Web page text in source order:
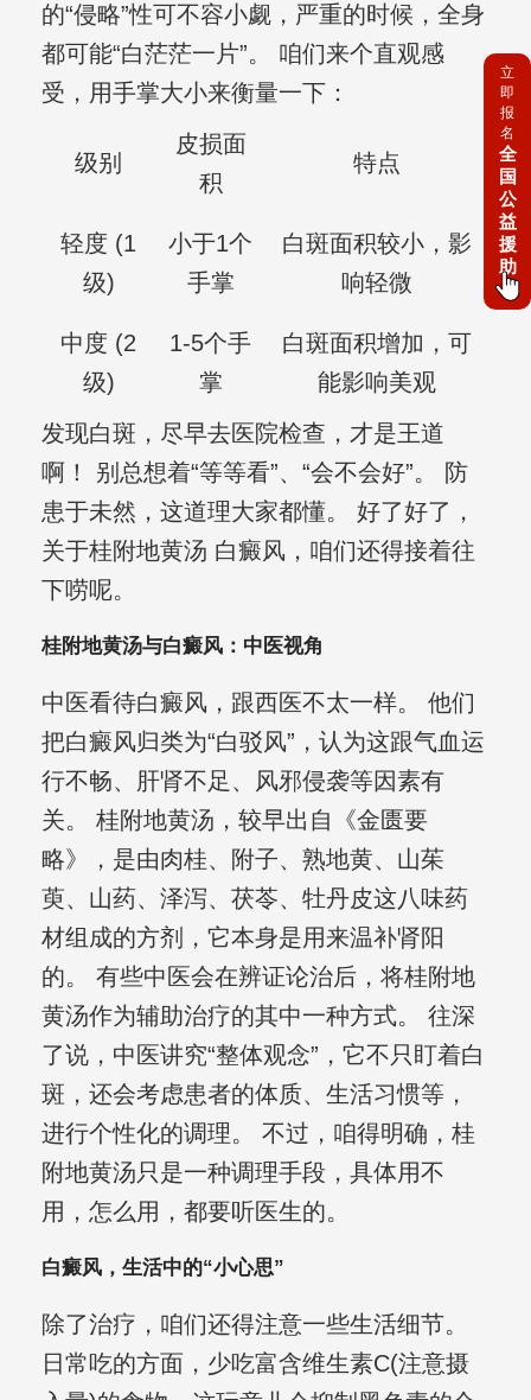
的“侵略”性可不容小觑，严重的时候，全身
都可能“白茫茫一片”。 咱们来个直观感
受，用手掌大小来衡量一下：
级别
皮损面
积
特点
轻度 (1
级)
小于1个
手掌
白斑面积较小，影
响轻微
中度 (2
级)
1-5个手
掌
白斑面积增加，可
能影响美观
发现白斑，尽早去医院检查，才是王道
啊！ 别总想着“等等看”、“会不会好”。 防
患于未然，这道理大家都懂。 好了好了，
关于桂附地黄汤 白癜风，咱们还得接着往
下唠呢。
桂附地黄汤与白癜风：中医视角
中医看待白癜风，跟西医不太一样。 他们
把白癜风归类为“白驳风”，认为这跟气血运
行不畅、肝肾不足、风邪侵袭等因素有
关。 桂附地黄汤，较早出自《金匮要
略》，是由肉桂、附子、熟地黄、山茱
萸、山药、泽泻、茯苓、牡丹皮这八味药
材组成的方剂，它本身是用来温补肾阳
的。 有些中医会在辨证论治后，将桂附地
黄汤作为辅助治疗的其中一种方式。 往深
了说，中医讲究“整体观念”，它不只盯着白
斑，还会考虑患者的体质、生活习惯等，
进行个性化的调理。 不过，咱得明确，桂
附地黄汤只是一种调理手段，具体用不
用，怎么用，都要听医生的。
白癜风，生活中的“小心思”
除了治疗，咱们还得注意一些生活细节。
日常吃的方面，少吃富含维生素C(注意摄
立
即
报
名
全
国
公
益
援
助